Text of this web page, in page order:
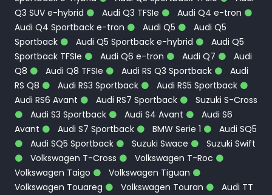
Q3 SUV e-hybrid
Audi Q3 TFSIe
Audi Q4 e-tron
Audi Q4 Sportback e-tron
Audi Q5
Audi Q5
Sportback
Audi Q5 Sportback e-hybrid
Audi Q5
Sportback TFSIe
Audi Q6 e-tron Audi Q7
Audi
Q8
Audi Q8 TFSIe Audi RS Q3 Sportback
Audi
RS Q8
Audi RS3 Sportback
Audi RS5 Sportback
Audi RS6 Avant
Audi RS7 Sportback
Suzuki S-Cross
Audi S3 Sportback
Audi S4 Avant
Audi S6
Avant
Audi S7 Sportback BMW Serie 1
Audi SQ5
Audi SQ5 Sportback
Suzuki Swace
Suzuki Swift
Volkswagen T-Cross
Volkswagen T-Roc
Volkswagen Taigo
Volkswagen Tiguan
Volkswagen Touareg
Volkswagen Touran
Audi TT